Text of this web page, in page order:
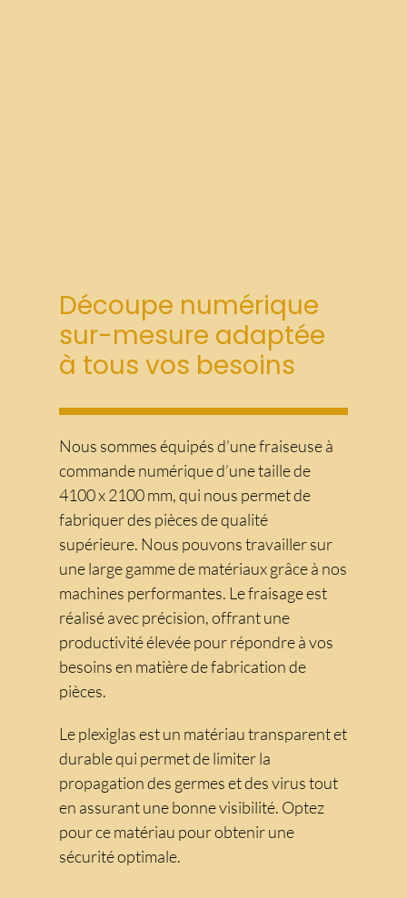
Découpe numérique
sur-mesure adaptée
à tous vos besoins
Nous sommes équipés d’une fraiseuse à
commande numérique d’une taille de
4100 x 2100 mm, qui nous permet de
fabriquer des pièces de qualité
supérieure. Nous pouvons travailler sur
une large gamme de matériaux grâce à nos
machines performantes. Le fraisage est
réalisé avec précision, offrant une
productivité élevée pour répondre à vos
besoins en matière de fabrication de
pièces.
Le plexiglas est un matériau transparent et
durable qui permet de limiter la
propagation des germes et des virus tout
en assurant une bonne visibilité. Optez
pour ce matériau pour obtenir une
sécurité optimale.